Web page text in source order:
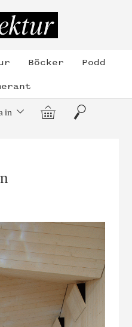
Böcker
Podd
in Varukorg
Sök